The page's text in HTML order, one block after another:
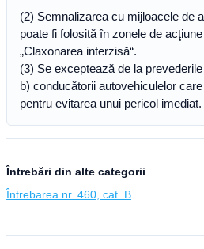
(2) Semnalizarea cu mijloacele de
poate fi folosită în zonele de
„Claxonarea interzisă“.
(3) Se exceptează de la
b) conducătorii autovehiculelor
pentru evitarea unui pericol imediat.
Întrebări din alte categorii
Întrebarea nr. 460, cat. B